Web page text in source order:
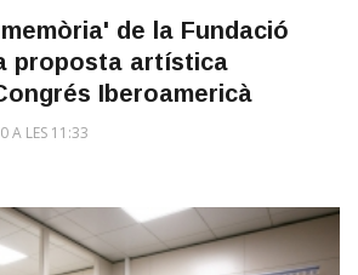
de la Fundació
proposta artística
Iberoamericà
A LES 11:33